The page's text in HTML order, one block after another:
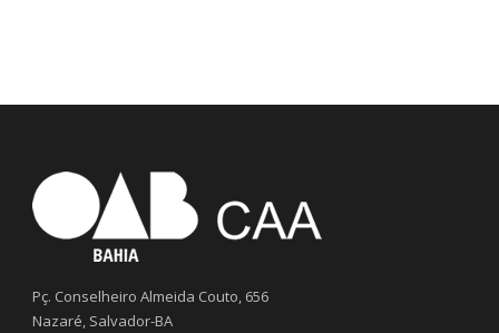
Pç. Conselheiro Almeida Couto, 656
Nazaré, Salvador-BA